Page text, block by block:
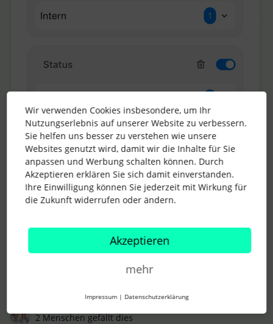
Weitere Informationen dazu findest Du auch
2 Menschen gefällt dies
Wir verwenden Cookies insbesondere, um Ihr
Nutzungserlebnis auf unserer Website zu verbessern.
Sie helfen uns besser zu verstehen wie unsere
Websites genutzt wird, damit wir die Inhalte für Sie
anpassen und Werbung schalten können. Durch
Akzeptieren erklären Sie sich damit einverstanden.
Ihre Einwilligung können Sie jederzeit mit Wirkung für
die Zukunft widerrufen oder ändern.
Akzeptieren
mehr
Impressum | Datenschutzerklärung